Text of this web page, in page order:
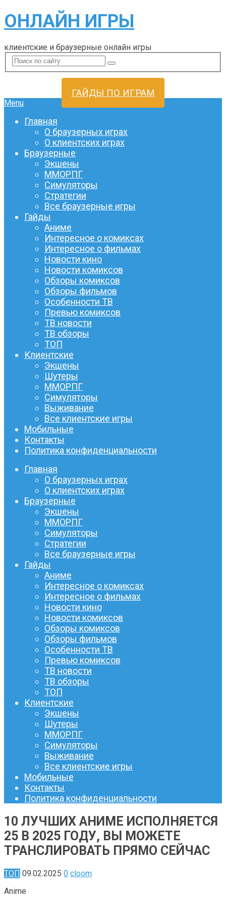
ОНЛАЙН ИГРЫ
клиентские и браузерные онлайн игры
ГАЙДЫ ПО ИГРАМ
Menu
Главная
О браузерных играх
О клиентских играх
Браузерные
Экшены
ММОРПГ
Симуляторы
Стратегии
Все браузерные игры
Гайды
Аниме
Интересное о комиксах
Интересное о фильмах
Новости кино
Новости комиксов
Обзоры комиксов
Обзоры фильмов
Особенности ТВ
Превью комиксов
ТВ новости
ТВ обзоры
ТОП
Клиентские
Экшены
Шутеры
ММОРПГ
Симуляторы
Выживание
Все клиентские игры
Мобильные
Контакты
Политика конфиденциальности
Главная
О браузерных играх
О клиентских играх
Браузерные
Экшены
ММОРПГ
Симуляторы
Стратегии
Все браузерные игры
Гайды
Аниме
Интересное о комиксах
Интересное о фильмах
Новости кино
Новости комиксов
Обзоры комиксов
Обзоры фильмов
Особенности ТВ
Превью комиксов
ТВ новости
ТВ обзоры
ТОП
Клиентские
Экшены
Шутеры
ММОРПГ
Симуляторы
Выживание
Все клиентские игры
Мобильные
Контакты
Политика конфиденциальности
10 ЛУЧШИХ АНИМЕ ИСПОЛНЯЕТСЯ
25 В 2025 ГОДУ, ВЫ МОЖЕТЕ
ТРАНСЛИРОВАТЬ ПРЯМО СЕЙЧАС
ТОП 09.02.2025 0 cloom
Аnime